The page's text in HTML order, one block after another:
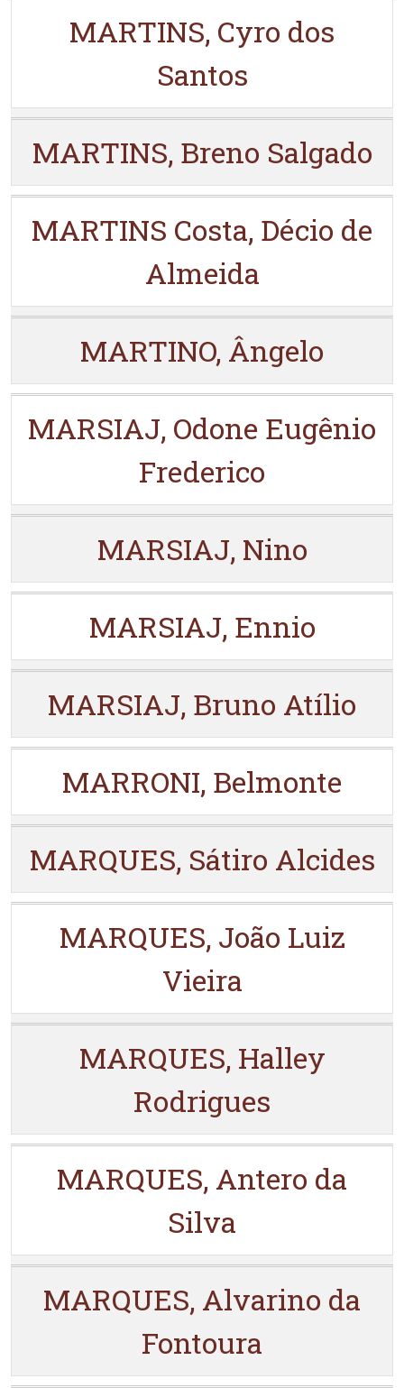
MARTINS, Cyro dos
Santos
MARTINS, Breno Salgado
MARTINS Costa, Décio de
Almeida
MARTINO, Ângelo
MARSIAJ, Odone Eugênio
Frederico
MARSIAJ, Nino
MARSIAJ, Ennio
MARSIAJ, Bruno Atílio
MARRONI, Belmonte
MARQUES, Sátiro Alcides
MARQUES, João Luiz
Vieira
MARQUES, Halley
Rodrigues
MARQUES, Antero da
Silva
MARQUES, Alvarino da
Fontoura